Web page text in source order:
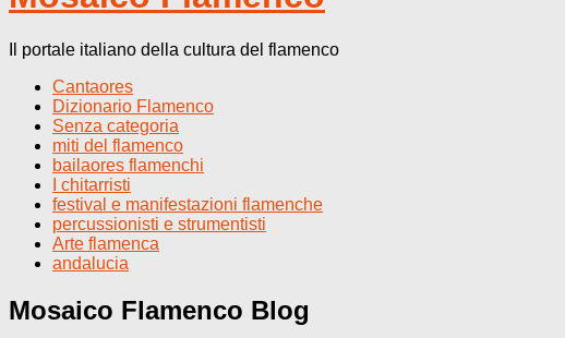
Il portale italiano della cultura del flamenco
Cantaores
Dizionario Flamenco
Senza categoria
miti del flamenco
bailaores flamenchi
I chitarristi
festival e manifestazioni flamenche
percussionisti e strumentisti
Arte flamenca
andalucia
Mosaico Flamenco Blog